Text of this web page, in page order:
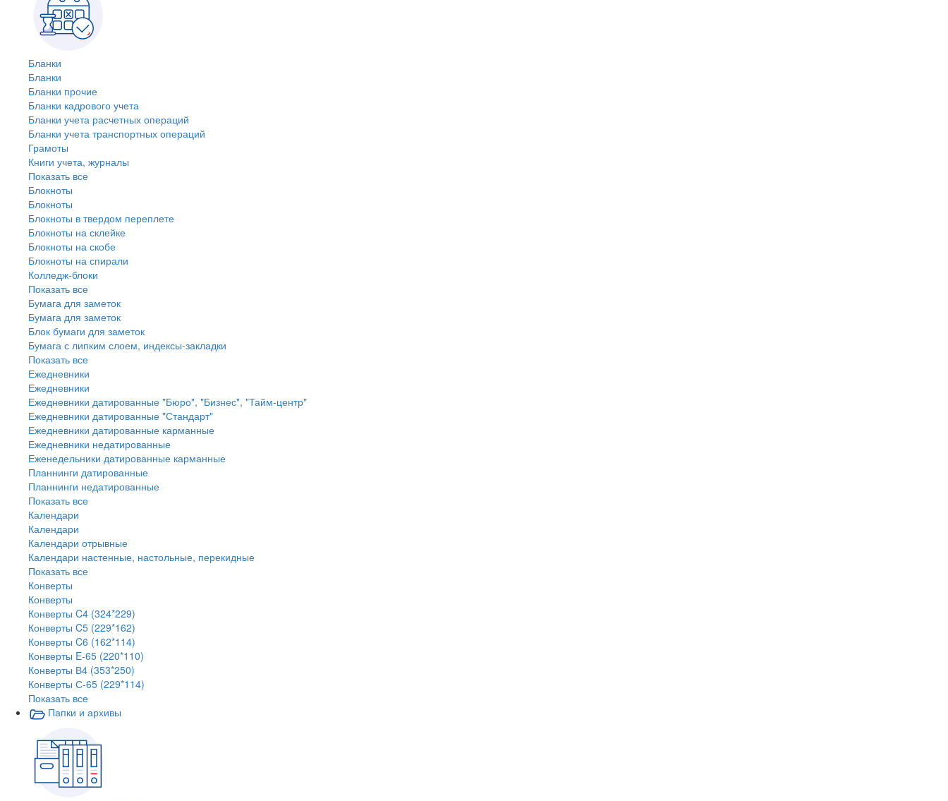
Бланки
Бланки
Бланки прочие
Бланки кадрового учета
Бланки учета расчетных операций
Бланки учета транспортных операций
Грамоты
Книги учета, журналы
Показать все
Блокноты
Блокноты
Блокноты в твердом переплете
Блокноты на склейке
Блокноты на скобе
Блокноты на спирали
Колледж-блоки
Показать все
Бумага для заметок
Бумага для заметок
Блок бумаги для заметок
Бумага с липким слоем, индексы-закладки
Показать все
Ежедневники
Ежедневники
Ежедневники датированные "Бюро", "Бизнес", "Тайм-центр"
Ежедневники датированные "Стандарт"
Ежедневники датированные карманные
Ежедневники недатированные
Еженедельники датированные карманные
Планнинги датированные
Планнинги недатированные
Показать все
Календари
Календари
Календари отрывные
Календари настенные, настольные, перекидные
Показать все
Конверты
Конверты
Конверты C4 (324*229)
Конверты C5 (229*162)
Конверты C6 (162*114)
Конверты E-65 (220*110)
Конверты В4 (353*250)
Конверты С-65 (229*114)
Показать все
Папки и архивы